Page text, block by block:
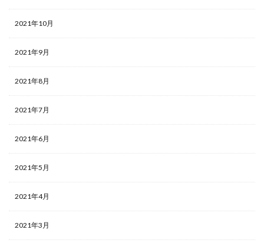
2021年10月
2021年9月
2021年8月
2021年7月
2021年6月
2021年5月
2021年4月
2021年3月